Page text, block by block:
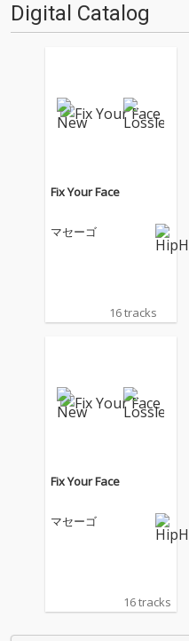
は…'''1.過去作の最新リマスター
音源 2.これまで未配信…
Digital Catalog
Fix Your Face
マセーゴ
16 tracks
Fix Your Face
マセーゴ
16 tracks